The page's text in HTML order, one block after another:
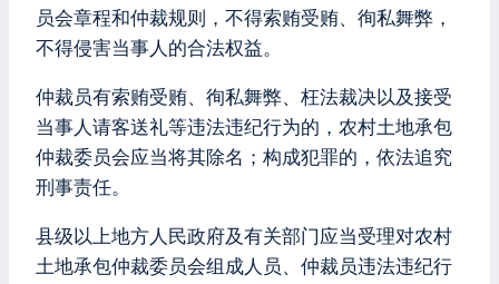
员会章程和仲裁规则，不得索贿受贿、徇私舞弊，
不得侵害当事人的合法权益。
仲裁员有索贿受贿、徇私舞弊、枉法裁决以及接受
当事人请客送礼等违法违纪行为的，农村土地承包
仲裁委员会应当将其除名；构成犯罪的，依法追究
刑事责任。
县级以上地方人民政府及有关部门应当受理对农村
土地承包仲裁委员会组成人员、仲裁员违法违纪行